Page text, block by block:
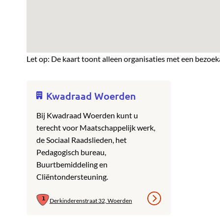
Let op: De kaart toont alleen organisaties met een
Kwadraad Woerden
Bij Kwadraad Woerden kunt u
terecht voor Maatschappelijk werk,
de Sociaal Raadslieden, het
Pedagogisch bureau,
Buurtbemiddeling en
Cliëntondersteuning.
Derkinderenstraat 32, Woerden